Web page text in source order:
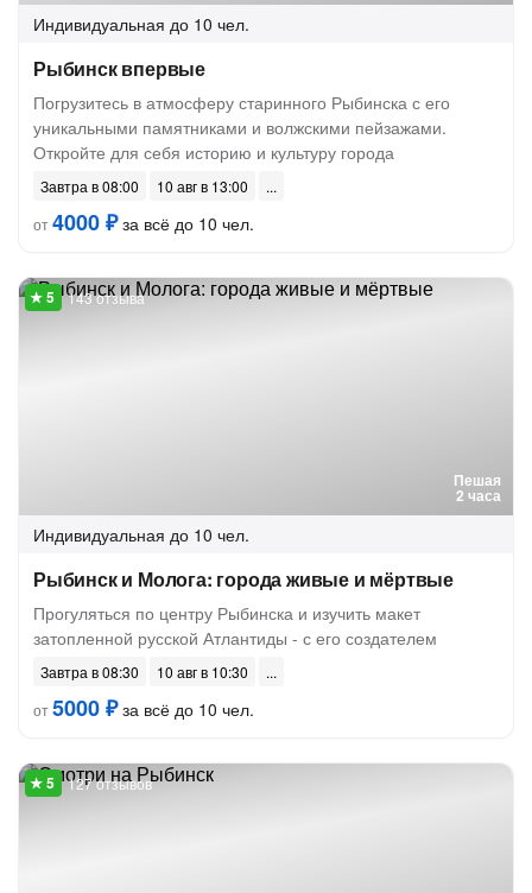
Индивидуальная до 10 чел.
Рыбинск впервые
Погрузитесь в атмосферу старинного Рыбинска с его
уникальными памятниками и волжскими пейзажами.
Откройте для себя историю и культуру города
Завтра в 08:00
10 авг в 13:00
от4000 ₽за всё до 10 чел.
Пешая
2 часа
143 отзыва
Индивидуальная до 10 чел.
Рыбинск и Молога: города живые и мёртвые
Прогуляться по центру Рыбинска и изучить макет
затопленной русской Атлантиды - с его создателем
Завтра в 08:30
10 авг в 10:30
от5000 ₽за всё до 10 чел.
127 отзывов